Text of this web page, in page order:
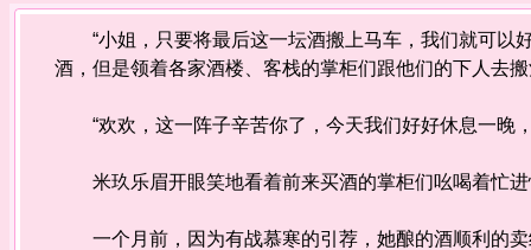
“小姐，只要将最后这一坛酒搬上马车，我们就可以
酒，但是领着各家酒楼、客栈的掌柜们跟他们的下人去
“欢欢，这一阵子辛苦你了，今天我们好好休息一晚
米玖乐眉开眼笑地看着前来买酒的掌柜们吆喝着忙进
一个月前，因为有战慕寒的引荐，她酿的酒顺利的卖